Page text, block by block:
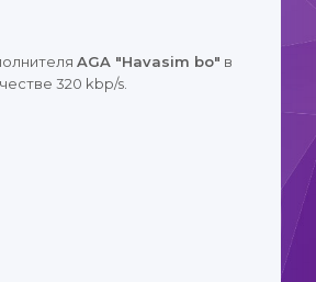
AGA "Havasim bo" в
320 kbp/s.